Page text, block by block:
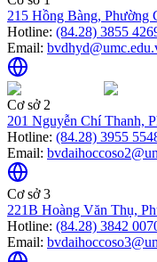
215 Hồng Bàng, Phường
Hotline: (84.28) 3855
Email:
Cơ sở 2
201 Nguyễn Chí Thanh,
Hotline: (84.28) 3955
Email:
Cơ sở 3
221B Hoàng Văn Thụ,
Hotline: (84.28) 3842
Email: